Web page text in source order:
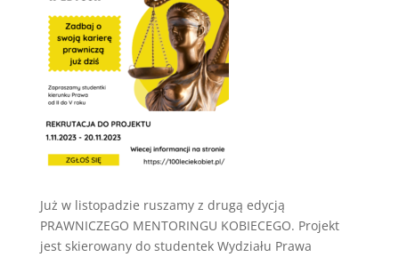
Już w listopadzie ruszamy z drugą edycją
PRAWNICZEGO MENTORINGU KOBIECEGO. Projekt
jest skierowany do studentek Wydziału Prawa